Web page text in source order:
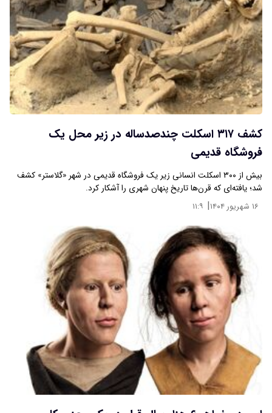
کشف ۳۱۷ اسکلت چندصدساله در زیر محل یک
فروشگاه قدیمی
بیش از ۳۰۰ اسکلت انسانی زیر یک فروشگاه قدیمی در شهر «گلاستر» کشف
شد؛ یافته‌ای که قرن‌ها تاریخ پنهان شهری را آشکار کرد.
۱۶ شهریور ۱۴۰۴ | ۱۱:۹